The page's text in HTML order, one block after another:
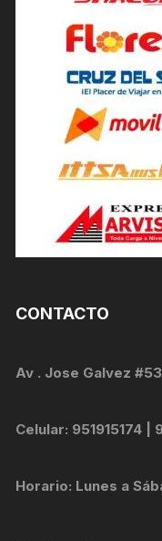
CONTACTO
Av . Jose Galvez
Celular: 951915174 |
Horario: Lunes a